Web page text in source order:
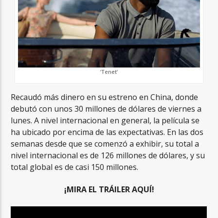
‘Tenet’
Recaudó más dinero en su estreno en China, donde
debutó con unos 30 millones de dólares de viernes a
lunes. A nivel internacional en general, la película se
ha ubicado por encima de las expectativas. En las dos
semanas desde que se comenzó a exhibir, su total a
nivel internacional es de 126 millones de dólares, y su
total global es de casi 150 millones.
¡MIRA EL TRÁILER AQUÍ!